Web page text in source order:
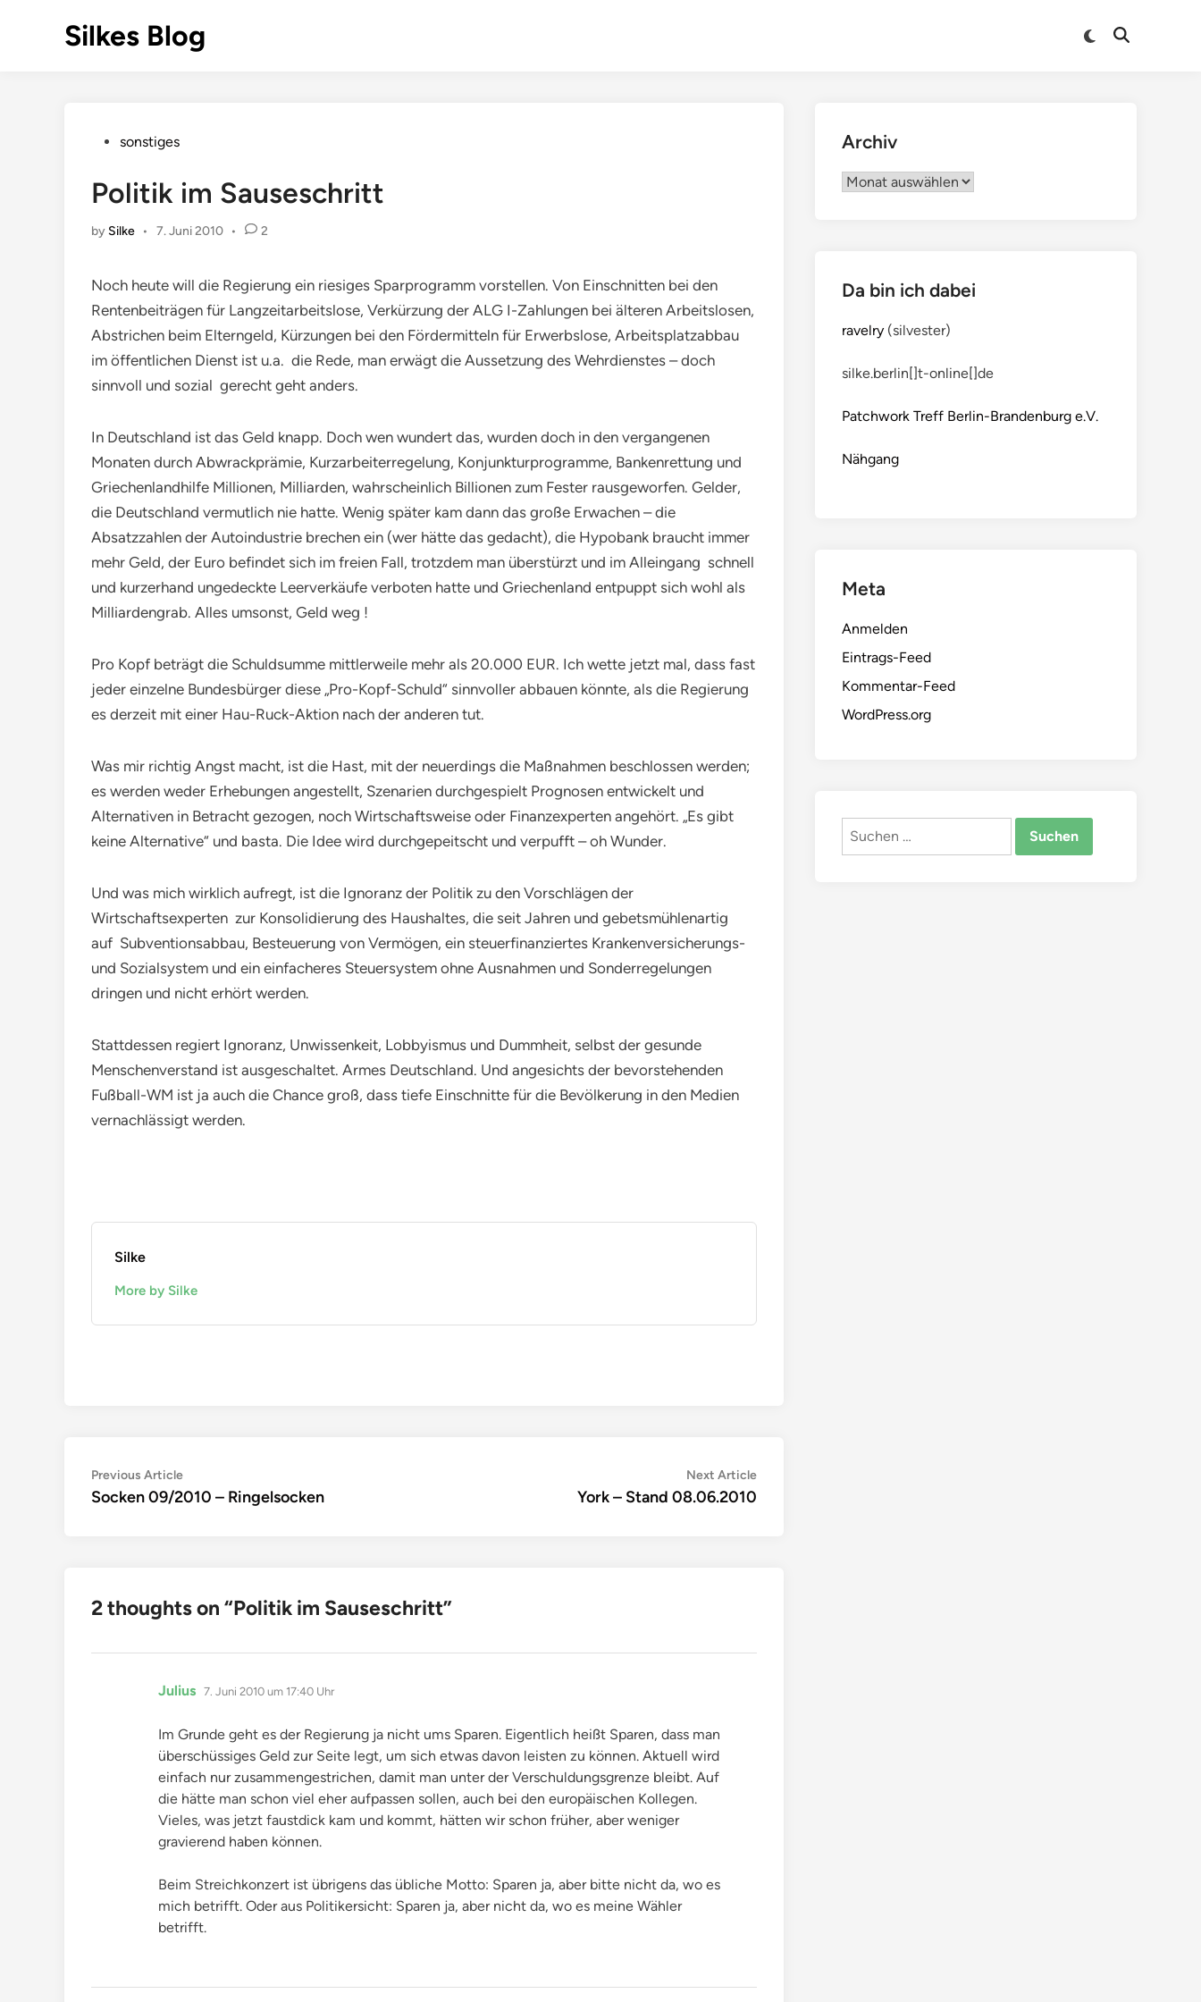
Silkes Blog
Postedsonstiges
Politik im Sauseschritt
by Silke • 7. Juni 2010 • 2
Noch heute will die Regierung ein riesiges Sparprogramm vorstellen. Von Einschnitten bei den
Rentenbeiträgen für Langzeitarbeitslose, Verkürzung der ALG I-Zahlungen bei älteren Arbeitslosen,
Abstrichen beim Elterngeld, Kürzungen bei den Fördermitteln für Erwerbslose, Arbeitsplatzabbau
im öffentlichen Dienst ist u.a. die Rede, man erwägt die Aussetzung des Wehrdienstes – doch
sinnvoll und sozial gerecht geht anders.
In Deutschland ist das Geld knapp. Doch wen wundert das, wurden doch in den vergangenen
Monaten durch Abwrackprämie, Kurzarbeiterregelung, Konjunkturprogramme, Bankenrettung und
Griechenlandhilfe Millionen, Milliarden, wahrscheinlich Billionen zum Fester rausgeworfen. Gelder,
die Deutschland vermutlich nie hatte. Wenig später kam dann das große Erwachen – die
Absatzzahlen der Autoindustrie brechen ein (wer hätte das gedacht), die Hypobank braucht immer
mehr Geld, der Euro befindet sich im freien Fall, trotzdem man überstürzt und im Alleingang schnell
und kurzerhand ungedeckte Leerverkäufe verboten hatte und Griechenland entpuppt sich wohl als
Milliardengrab. Alles umsonst, Geld weg !
Pro Kopf beträgt die Schuldsumme mittlerweile mehr als 20.000 EUR. Ich wette jetzt mal, dass fast
jeder einzelne Bundesbürger diese „Pro-Kopf-Schuld“ sinnvoller abbauen könnte, als die Regierung
es derzeit mit einer Hau-Ruck-Aktion nach der anderen tut.
Was mir richtig Angst macht, ist die Hast, mit der neuerdings die Maßnahmen beschlossen werden;
es werden weder Erhebungen angestellt, Szenarien durchgespielt Prognosen entwickelt und
Alternativen in Betracht gezogen, noch Wirtschaftsweise oder Finanzexperten angehört. „Es gibt
keine Alternative“ und basta. Die Idee wird durchgepeitscht und verpufft – oh Wunder.
Und was mich wirklich aufregt, ist die Ignoranz der Politik zu den Vorschlägen der
Wirtschaftsexperten zur Konsolidierung des Haushaltes, die seit Jahren und gebetsmühlenartig
auf Subventionsabbau, Besteuerung von Vermögen, ein steuerfinanziertes Krankenversicherungs-
und Sozialsystem und ein einfacheres Steuersystem ohne Ausnahmen und Sonderregelungen
dringen und nicht erhört werden.
Stattdessen regiert Ignoranz, Unwissenkeit, Lobbyismus und Dummheit, selbst der gesunde
Menschenverstand ist ausgeschaltet. Armes Deutschland. Und angesichts der bevorstehenden
Fußball-WM ist ja auch die Chance groß, dass tiefe Einschnitte für die Bevölkerung in den Medien
vernachlässigt werden.
Silke
More by Silke
Beitragsnavigation
Previous ArticlePrevious
article:
Socken 09/2010 – Ringelsocken
Next ArticleNext
York – Stand 08.06.2010
2 thoughts on “Politik im Sauseschritt”
Julius sagt:
7. Juni 2010 um 17:40 Uhr
Im Grunde geht es der Regierung ja nicht ums Sparen. Eigentlich heißt Sparen, dass man
überschüssiges Geld zur Seite legt, um sich etwas davon leisten zu können. Aktuell wird
einfach nur zusammengestrichen, damit man unter der Verschuldungsgrenze bleibt. Auf
die hätte man schon viel eher aufpassen sollen, auch bei den europäischen Kollegen.
Vieles, was jetzt faustdick kam und kommt, hätten wir schon früher, aber weniger
gravierend haben können.
Beim Streichkonzert ist übrigens das übliche Motto: Sparen ja, aber bitte nicht da, wo es
mich betrifft. Oder aus Politikersicht: Sparen ja, aber nicht da, wo es meine Wähler
betrifft.
Archiv
Archiv
Da bin ich dabei
ravelry (silvester)
silke.berlin[]t-online[]de
Patchwork Treff Berlin-Brandenburg e.V.
Nähgang
Meta
Anmelden
Eintrags-Feed
Kommentar-Feed
WordPress.org
Suchen